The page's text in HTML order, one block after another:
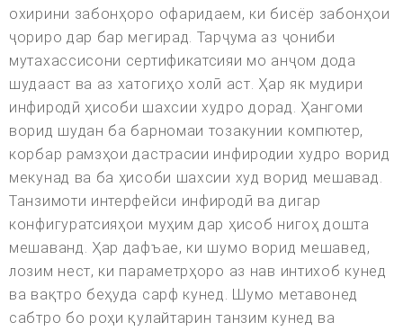
охирини забонҳоро офаридаем, ки бисёр забонҳои
ҷориро дар бар мегирад. Тарҷума аз ҷониби
мутахассисони сертификатсияи мо анҷом дода
шудааст ва аз хатогиҳо холӣ аст. Ҳар як мудири
инфиродӣ ҳисоби шахсии худро дорад. Ҳангоми
ворид шудан ба барномаи тозакунии компютер,
корбар рамзҳои дастрасии инфиродии худро ворид
мекунад ва ба ҳисоби шахсии худ ворид мешавад.
Танзимоти интерфейси инфиродӣ ва дигар
конфигуратсияҳои муҳим дар ҳисоб нигоҳ дошта
мешаванд. Ҳар дафъае, ки шумо ворид мешавед,
лозим нест, ки параметрҳоро аз нав интихоб кунед
ва вақтро беҳуда сарф кунед. Шумо метавонед
сабтро бо роҳи қулайтарин танзим кунед ва